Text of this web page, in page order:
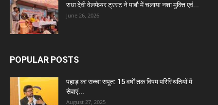
राधा देवी वेलफेयर ट्रस्ट ने पाबौ में चलाया नशा मुक्ति एवं...
June 26, 2026
POPULAR POSTS
पहाड़ का सच्चा सपूत: 15 वर्षों तक विषम परिस्थितियों में
सेवाएं...
August 27, 2025